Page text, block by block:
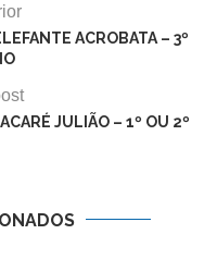
ACROBATA – 3º
JULIÃO – 1º OU 2º